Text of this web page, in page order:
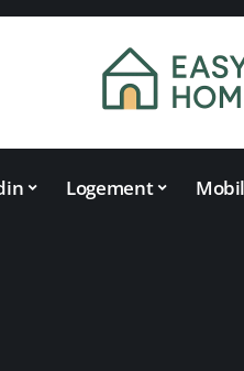
Logement